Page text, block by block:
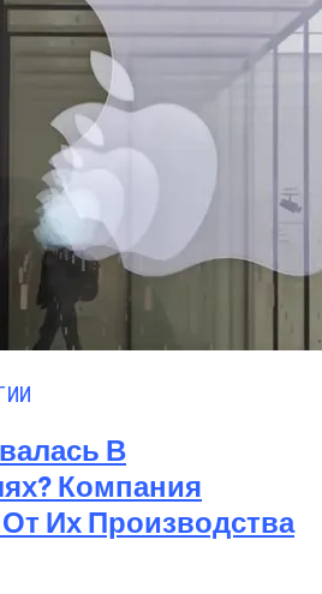
В
Компания
Их Производства